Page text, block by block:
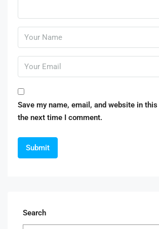
Save my name, email, and website in
the next time I comment.
Search